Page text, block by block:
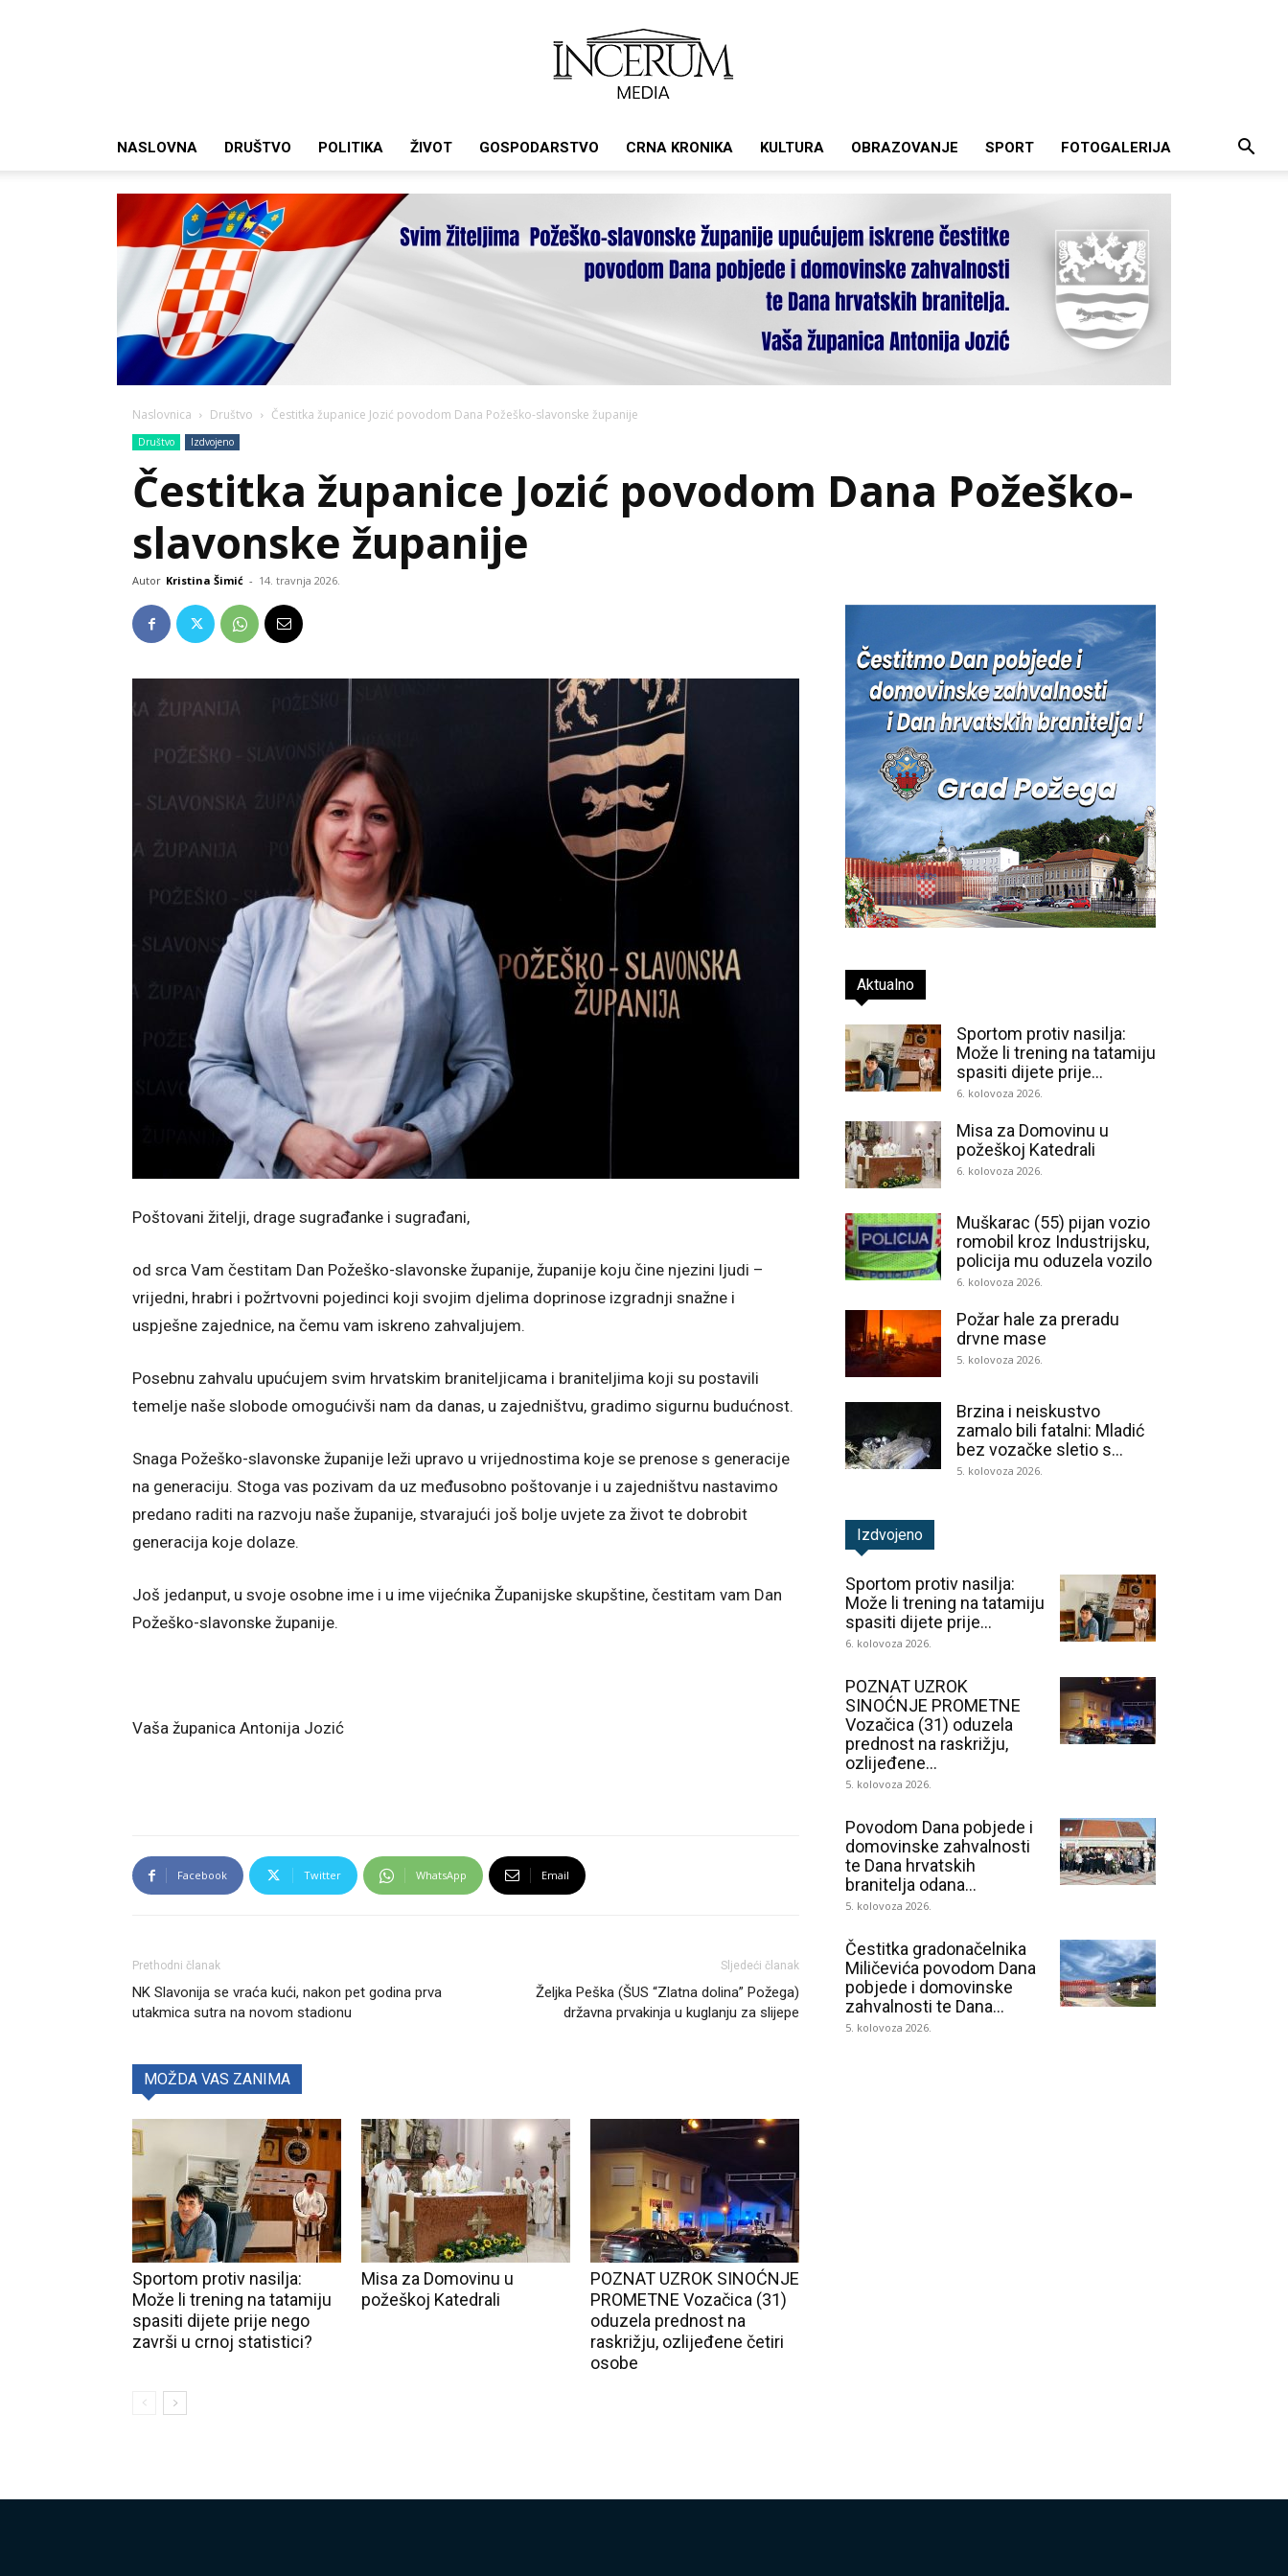
NASLOVNA DRUŠTVO POLITIKA ŽIVOT GOSPODARSTVO CRNA KRONIKA KULTURA OBRAZOVANJE SPORT FOTOGALERIJA
Naslovnica Društvo Čestitka županice Jozić povodom Dana Požeško-slavonske županije
Društvo Izdvojeno
Čestitka županice Jozić povodom Dana Požeško-
slavonske županije
Autor Kristina Šimić - 14. travnja 2026.
Poštovani žitelji, drage sugrađanke i sugrađani,
od srca Vam čestitam Dan Požeško-slavonske županije, županije koju čine njezini ljudi –
vrijedni, hrabri i požrtvovni pojedinci koji svojim djelima doprinose izgradnji snažne i
uspješne zajednice, na čemu vam iskreno zahvaljujem.
Posebnu zahvalu upućujem svim hrvatskim braniteljicama i braniteljima koji su postavili
temelje naše slobode omogućivši nam da danas, u zajedništvu, gradimo sigurnu budućnost.
Snaga Požeško-slavonske županije leži upravo u vrijednostima koje se prenose s generacije
na generaciju. Stoga vas pozivam da uz međusobno poštovanje i u zajedništvu nastavimo
predano raditi na razvoju naše županije, stvarajući još bolje uvjete za život te dobrobit
generacija koje dolaze.
Još jedanput, u svoje osobne ime i u ime vijećnika Županijske skupštine, čestitam vam Dan
Požeško-slavonske županije.
Vaša županica Antonija Jozić
Facebook Twitter WhatsApp Email
Prethodni članak
NK Slavonija se vraća kući, nakon pet godina prva
utakmica sutra na novom stadionu
Sljedeći članak
Željka Peška (ŠUS “Zlatna dolina” Požega)
državna prvakinja u kuglanju za slijepe
MOŽDA VAS ZANIMA
Sportom protiv nasilja:
Može li trening na tatamiju
spasiti dijete prije nego
završi u crnoj statistici?
Misa za Domovinu u
požeškoj Katedrali
POZNAT UZROK SINOĆNJE
PROMETNE Vozačica (31)
oduzela prednost na
raskrižju, ozlijeđene četiri
osobe
Aktualno
Sportom protiv nasilja:
Može li trening na tatamiju
spasiti dijete prije...
6. kolovoza 2026.
Misa za Domovinu u
požeškoj Katedrali
6. kolovoza 2026.
Muškarac (55) pijan vozio
romobil kroz Industrijsku,
policija mu oduzela vozilo
6. kolovoza 2026.
Požar hale za preradu
drvne mase
5. kolovoza 2026.
Brzina i neiskustvo
zamalo bili fatalni: Mladić
bez vozačke sletio s...
5. kolovoza 2026.
Izdvojeno
Sportom protiv nasilja:
Može li trening na tatamiju
spasiti dijete prije...
6. kolovoza 2026.
POZNAT UZROK
SINOĆNJE PROMETNE
Vozačica (31) oduzela
prednost na raskrižju,
ozlijeđene...
5. kolovoza 2026.
Povodom Dana pobjede i
domovinske zahvalnosti
te Dana hrvatskih
branitelja odana...
5. kolovoza 2026.
Čestitka gradonačelnika
Miličevića povodom Dana
pobjede i domovinske
zahvalnosti te Dana...
5. kolovoza 2026.